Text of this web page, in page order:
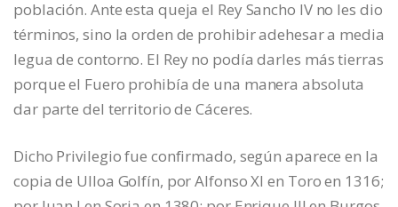
población. Ante esta queja el Rey Sancho IV no les dio
términos, sino la orden de prohibir adehesar a media
legua de contorno. El Rey no podía darles más tierras
porque el Fuero prohibía de una manera absoluta
dar parte del territorio de Cáceres.
Dicho Privilegio fue confirmado, según aparece en la
copia de Ulloa Golfín, por Alfonso XI en Toro en 1316;